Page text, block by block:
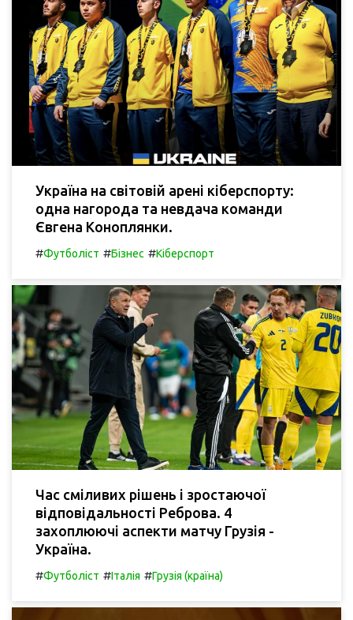
Україна на світовій арені кіберспорту:
одна нагорода та невдача команди
Євгена Коноплянки.
#Футболіст #Бізнес #Кіберспорт
Час сміливих рішень і зростаючої
відповідальності Реброва. 4
захоплюючі аспекти матчу Грузія -
Україна.
#Футболіст #Італія #Грузія (країна)